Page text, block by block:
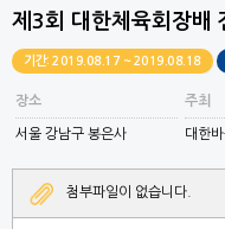
제3회 대한체육회장배
기간: 2019.08.17 ~ 2019.08.18
장소
서울 강남구 봉은사
주최
대한
첨부파일이 없습니다.